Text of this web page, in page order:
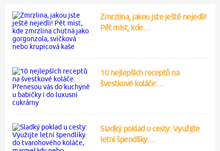
Zmrzlina, jakou jste ještě nejedli!
Pět míst, kde…
10 nejlepších receptů na
švestkové koláče:…
Sladký poklad u cesty: Využijte
letní špendlíky…